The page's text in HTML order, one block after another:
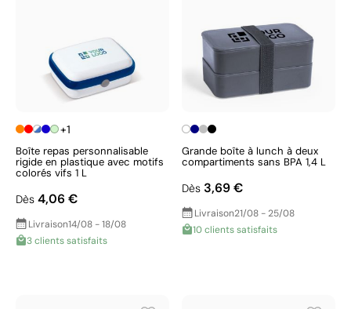
+1
Boîte repas personnalisable
rigide en plastique avec motifs
colorés vifs 1 L
Dès 4,06 €
Livraison14/08 - 18/08
3 clients satisfaits
Grande boîte à lunch à deux
compartiments sans BPA 1,4 L
Dès 3,69 €
Livraison21/08 - 25/08
10 clients satisfaits